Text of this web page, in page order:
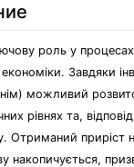
роль у
Завдяки
можливий
рівнях та,
Отриманий приріст
накопичується,